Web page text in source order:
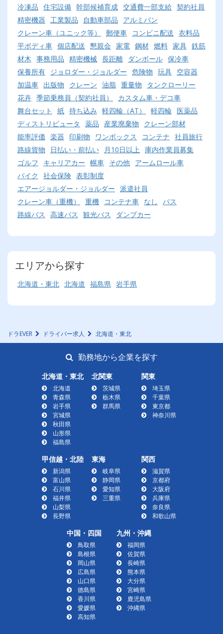
冷凍品 住宅設備 幹部候補育成 交通費一部支給 契約社員
精密機器 工業製品 自動車部品
アルミバン
クレーン車（ユニック等）
郵便車 コンビニ配送 衣料品
平ボディ車 個店配送 懇親会 家電 鋼材 燃料 家具 鉄筋
材木 事務用品 精密機械 長距離 ダンボール 保冷車
保養所有 ジョロダー・ジョルダー 危険物 玩具 空容器
加温車 出版物 クレーン 油脂 重量物
タンクローリー
花卉 季節乗務員（契約社員）
カスタム車・デコ車
舞台セット
紙 持ち込み 軽四輪（AT） 軽四輪
医薬品
ディストリビュータ
薬品 産業廃棄物
クレーン部材
能率評価 楽器 印刷物 ワンボックス コンテナ 社員旅行
路線貨物
日払い・前払い 月10日以上 庫内作業員募集
ゴルフ
キャリアカー 幌車 その他 アームロール車
バイク
社会保険 表彰制度
エアージョルダー・ジョルダー 派遣社員
クレーン車（重機）
重機 コンテナ車 なし
バス
路線バス
高速バス 観光バス ダンプカー
エリアから探す
北海道・東北 北海道 福島県 岩手県
ドラEVER ドライバー求人 北海道・東北
勤務地から企業を探す
北海道・東北
北海道
青森県
岩手県
宮城県
秋田県
山形県
福島県
北関東
茨城県
栃木県
群馬県
関東
埼玉県
千葉県
東京都
神奈川県
甲信越・北陸
新潟県
富山県
石川県
福井県
山梨県
長野県
東海
岐阜県
静岡県
愛知県
三重県
関西
滋賀県
京都府
大阪府
兵庫県
奈良県
和歌山県
中国・四国
鳥取県
島根県
岡山県
広島県
山口県
徳島県
香川県
愛媛県
高知県
九州・沖縄
福岡県
佐賀県
長崎県
熊本県
大分県
宮崎県
鹿児島県
沖縄県